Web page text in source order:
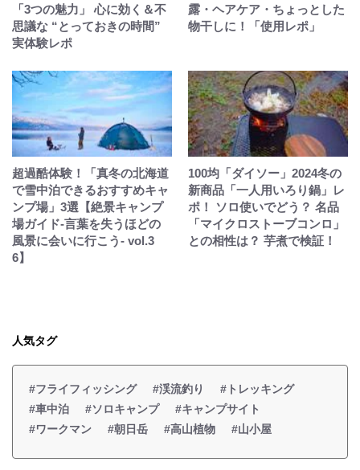
「3つの魅力」 心に効く＆不
思議な “とっておきの時間”
実体験レポ
露・ヘアケア・ちょっとした
物干しに！「使用レポ」
超過酷体験！「真冬の北海道
で雪中泊できるおすすめキャ
ンプ場」3選【絶景キャンプ
場ガイド-言葉を失うほどの
風景に会いに行こう- vol.3
6】
100均「ダイソー」2024冬の
新商品「一人用いろり鍋」レ
ポ！ ソロ使いでどう？ 名品
「マイクロストーブコンロ」
との相性は？ 芋煮で検証！
人気タグ
#フライフィッシング #渓流釣り
#トレッキング
#車中泊
#ソロキャンプ
#キャンプサイト
#ワークマン
#朝日岳 #高山植物 #山小屋